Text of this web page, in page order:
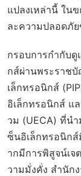
แปลงเหล่านี้ ใน
ละความปลอดภั
กรอบการกำกับ
กส์ผ่านพระราช
เล็กทรอนิกส์
อิเล็กทรอนิกส์ แ
วม (UECA) ที่น
ซ็นอิเล็กทรอนิกส์
ากมีการพิสูจน์เจ
วามมั่งคั่ง สำนัก